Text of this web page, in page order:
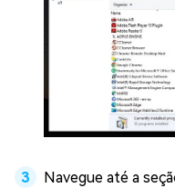
Navegue até a